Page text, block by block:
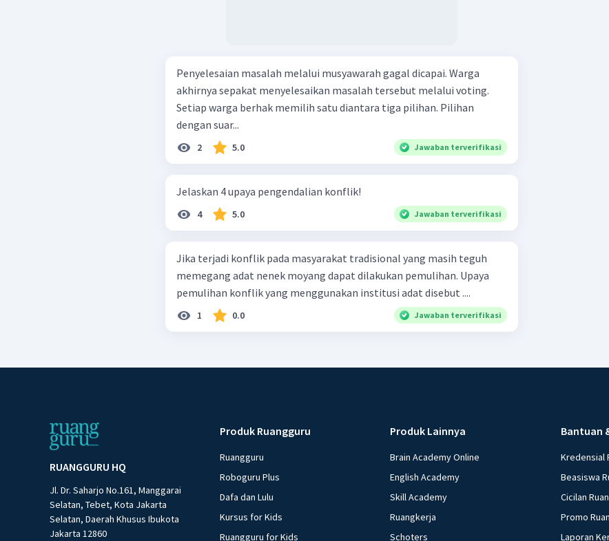
Penyelesaian masalah melalui musyawarah gagal dicapai. Warga
akhirnya sepakat menyelesaikan masalah tersebut melalui voting.
Setiap warga berhak memilih satu diantara tiga pilihan. Pilihan
dengan suar...
2 5.0 Jawaban terverifikasi
Jelaskan 4 upaya pengendalian konflik!
4 5.0 Jawaban terverifikasi
Jika terjadi konflik pada masyarakat tradisional yang masih teguh
memegang adat nenek moyang dapat dilakukan pemulihan. Upaya
pemulihan konflik yang menggunakan institusi adat disebut ....
1 0.0 Jawaban terverifikasi
RUANGGURU HQ
Jl. Dr. Saharjo No.161, Manggarai
Selatan, Tebet, Kota Jakarta
Selatan, Daerah Khusus Ibukota
Jakarta 12860
Produk Ruangguru
Ruangguru
Roboguru Plus
Dafa dan Lulu
Kursus for Kids
Ruangguru for Kids
Produk Lainnya
Brain Academy Online
English Academy
Skill Academy
Ruangkerja
Schoters
Bantuan
Kredensial
Beasiswa
Cicilan
Promo
Laporan